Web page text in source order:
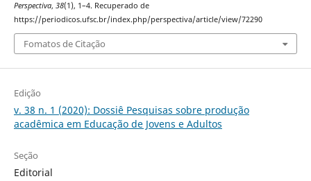
Perspectiva, 38(1), 1–4. Recuperado de
https://periodicos.ufsc.br/index.php/perspectiva/article/view/72290
Fomatos de Citação
Edição
v. 38 n. 1 (2020): Dossiê Pesquisas sobre produção
acadêmica em Educação de Jovens e Adultos
Seção
Editorial